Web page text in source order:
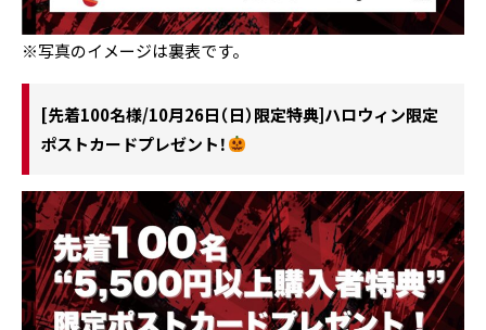
※写真のイメージは裏表です。
[先着100名様/10月26日（日）限定特典]ハロウィン限定
ポストカードプレゼント！